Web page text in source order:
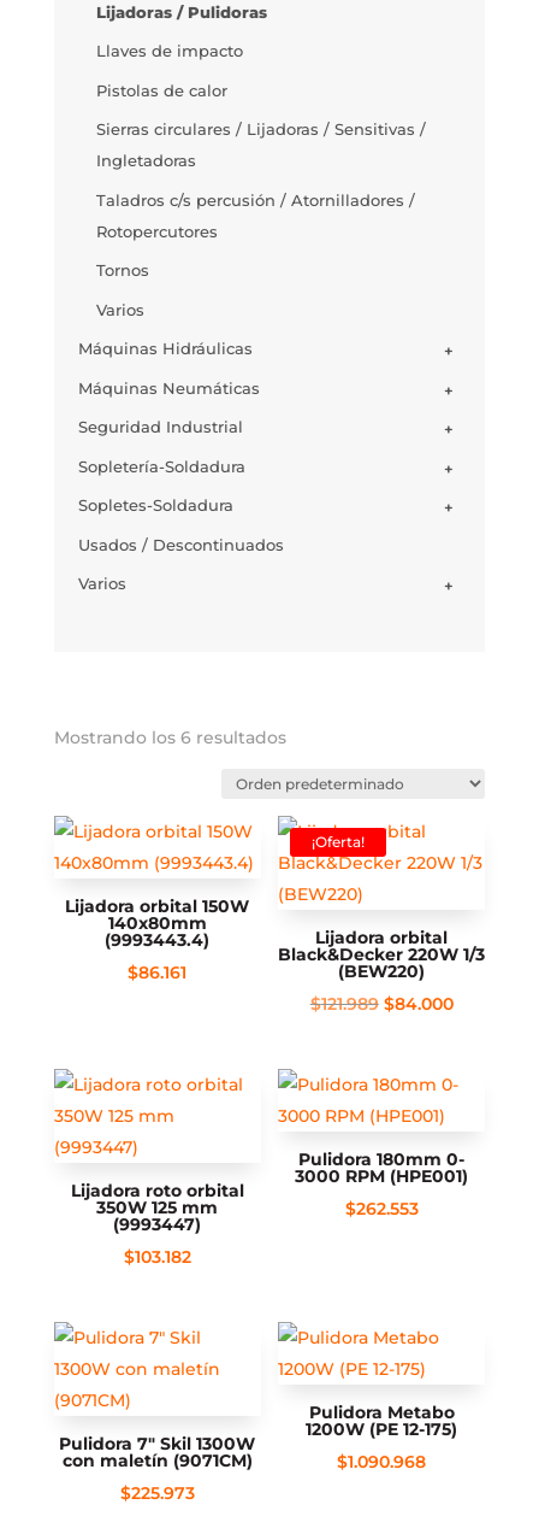
Lijadoras / Pulidoras
Llaves de impacto
Pistolas de calor
Sierras circulares / Lijadoras / Sensitivas /
Ingletadoras
Taladros c/s percusión / Atornilladores /
Rotopercutores
Tornos
Varios
+
Máquinas Hidráulicas
+
Máquinas Neumáticas
+
Seguridad Industrial
+
Sopletería-Soldadura
+
Sopletes-Soldadura
Usados / Descontinuados
+
Varios
Mostrando los 6 resultados
Lijadora orbital 150W
140x80mm
(9993443.4)
$86.161
¡Oferta!
Lijadora orbital
Black&Decker 220W 1/3
(BEW220)
$121.989 El
era:
$121.989.
$84.000El
Lijadora roto orbital
350W 125 mm
(9993447)
$103.182
Pulidora 180mm 0-
3000 RPM (HPE001)
$262.553
Pulidora 7″ Skil 1300W
con maletín (9071CM)
$225.973
Pulidora Metabo
1200W (PE 12-175)
$1.090.968